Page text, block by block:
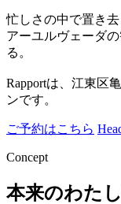
忙しさの中で置き去
アーユルヴェーダ
る。
Rapportは、江東区
ンです。
ご予約はこちら
Concept
本来のわた